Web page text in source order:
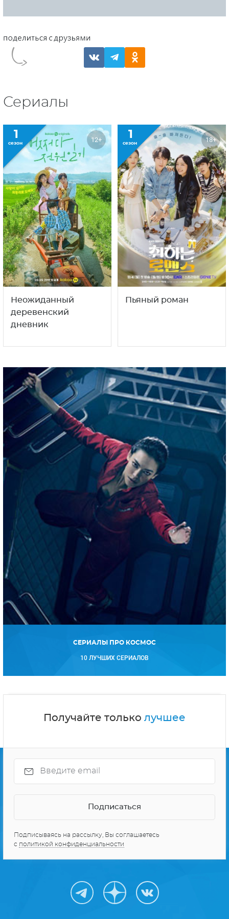
Сериалы
1
сезон 12+
Неожиданный
деревенский
дневник
1
сезон 18+
Пьяный роман
СЕРИАЛЫ ПРО КОСМОС
10 ЛУЧШИХ СЕРИАЛОВ
Получайте только лучшее
Подписываясь на рассылку, Вы соглашаетесь
с политикой конфиденциальности